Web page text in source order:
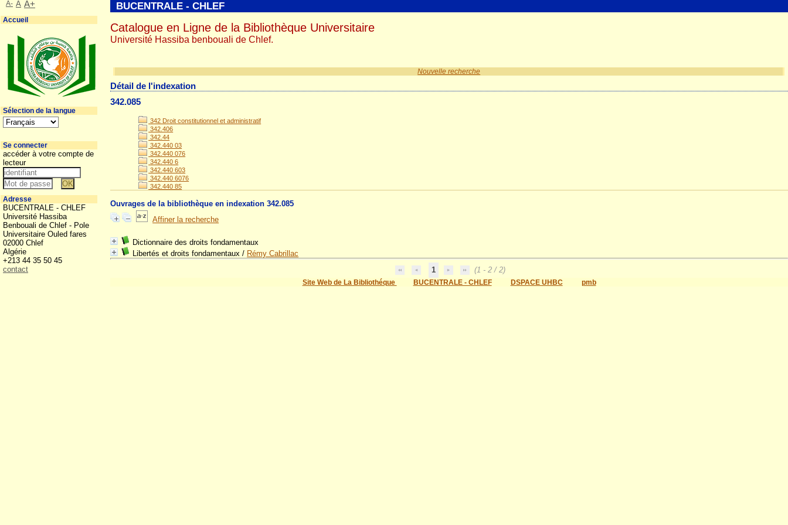
Nouvelle recherche
Détail de l'indexation
342.085
342 Droit constitutionnel et administratif
342.406
342.44
342.440 03
342.440 076
342.440 6
342.440 603
342.440 6076
342.440 85
Ouvrages de la bibliothèque en indexation 342.085
Affiner la recherche
Dictionnaire des droits fondamentaux
Libertés et droits fondamentaux / Rémy Cabrillac
1
(1 - 2 / 2)
Site Web de La Bibliothéque BUCENTRALE - CHLEF DSPACE UHBC pmb
BUCENTRALE - CHLEF
Catalogue en Ligne de la Bibliothèque Universitaire
Université Hassiba benbouali de Chlef.
A- A A+
Accueil
Sélection de la langue
Se connecter
accéder à votre compte de
lecteur
Adresse
BUCENTRALE - CHLEF
Université Hassiba
Benbouali de Chlef - Pole
Universitaire Ouled fares
02000 Chlef
Algérie
+213 44 35 50 45
contact